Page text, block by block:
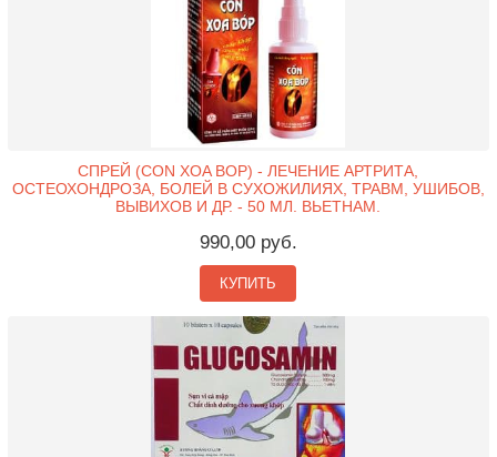
СПРЕЙ (CON XOA BOP) - ЛЕЧЕНИЕ АРТРИТА,
ОСТЕОХОНДРОЗА, БОЛЕЙ В СУХОЖИЛИЯХ, ТРАВМ, УШИБОВ,
ВЫВИХОВ И ДР. - 50 МЛ. ВЬЕТНАМ.
990,00 руб.
КУПИТЬ